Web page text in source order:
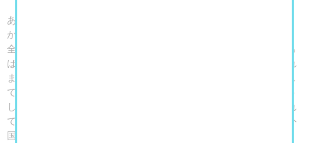
あなたはアントニオ・フォンタネージという画家を知っています
か？
全く知らない、という人もいるでしょう。美術に関心のある方なら
ば「明治時代に西洋絵画を教えたお雇い外国人」と答えるかもしれ
ません。また洋画に詳しい方ならば浅井忠や小山正太郎の先生とし
ての姿や、高橋由一との交友を思い浮かべるかもしれません。こう
した反応が示すのは、第一にフォンタネージの名前が十分に知られ
ていない、ということ。そして知っている人にとっても、お雇い外
国人としてのイメージが強い、ということです。